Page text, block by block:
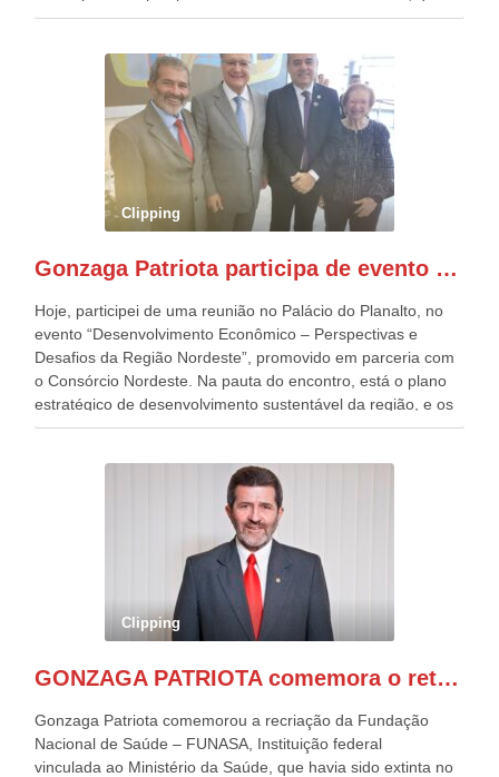
estavam presentes, nos Desfiles da Independência da
outros desfiles, na Esplanada dos Ministérios, disse ter sido
o deste ano, o maior e o mais organizado de todos. “Há
quatro décadas, como Patriota até no nome, participo
anualmente dos desfiles de Sete de Setembro, na
Esplanada dos Ministérios, em Brasília. Este ano, o governo
preparou espaços com cadeiras e coberturas, para 30.000
pessoas, só que o número de Patriotas Brasileiros
Independentes, dobrou na Esplanada. Eu, Lula e os
Patriota.
Clipping
Gonzaga Patriota participa de evento em prol do desenvolvimento do Nordeste
Hoje, participei de uma reunião no Palácio do Planalto, no
evento “Desenvolvimento Econômico – Perspectivas e
Desafios da Região Nordeste”, promovido em parceria com
o Consórcio Nordeste. Na pauta do encontro, está o plano
estratégico de desenvolvimento sustentável da região, e os
desafios para a elaboração de políticas públicas, que
evento contou com a presença do Vice-presidente Geraldo
Alckmin, que também ocupa o Ministério do
Desenvolvimento, Indústria, Comércio e Serviços, o ex
governador de Pernambuco, agora Presidente do Banco do
Nordeste, Paulo Câmara, o ex Deputado Federal, e
atualmente Superintendente da SUDENE, Danilo Cabral, da
Governadora de Pernambuco, Raquel Lyra, os ministros da
Casa Civil, Rui Costa, e da Integração e do Desenvolvimento
de todo Nordeste que também ajudam a fomentar o
Clipping
GONZAGA PATRIOTA comemora o retorno da FUNASA
Gonzaga Patriota comemorou a recriação da Fundação
Nacional de Saúde – FUNASA, Instituição federal
vinculada ao Ministério da Saúde, que havia sido extinta no